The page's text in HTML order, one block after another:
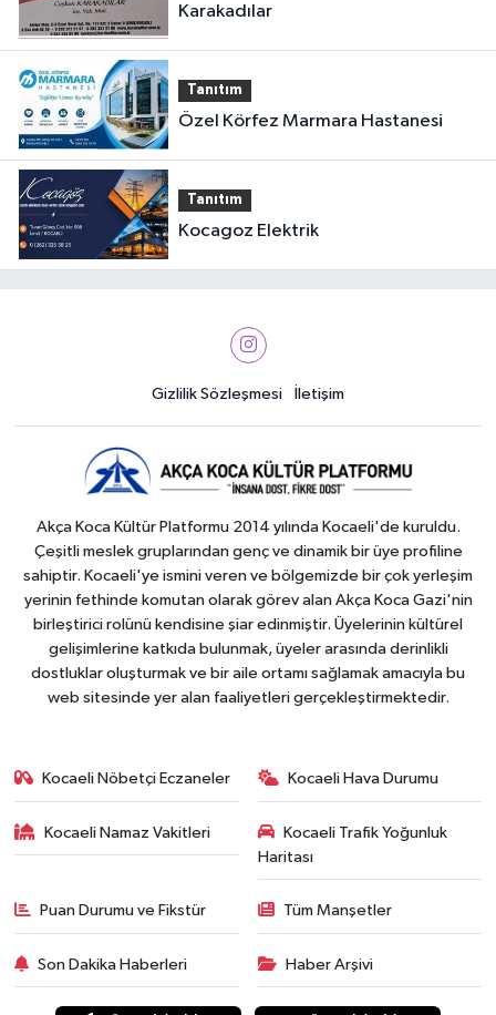
Karakadılar
Tanıtım
Özel Körfez Marmara Hastanesi
Tanıtım
Kocagoz Elektrik
Gizlilik Sözleşmesi İletişim
Akça Koca Kültür Platformu 2014 yılında Kocaeli'de kuruldu.
Çeşitli meslek gruplarından genç ve dinamik bir üye profiline
sahiptir. Kocaeli'ye ismini veren ve bölgemizde bir çok yerleşim
yerinin fethinde komutan olarak görev alan Akça Koca Gazi'nin
birleştirici rolünü kendisine şiar edinmiştir. Üyelerinin kültürel
gelişimlerine katkıda bulunmak, üyeler arasında derinlikli
dostluklar oluşturmak ve bir aile ortamı sağlamak amacıyla bu
web sitesinde yer alan faaliyetleri gerçekleştirmektedir.
Kocaeli Nöbetçi Eczaneler Kocaeli Hava Durumu
Kocaeli Namaz Vakitleri
Kocaeli Trafik Yoğunluk
Haritası
Puan Durumu ve Fikstür Tüm Manşetler
Son Dakika Haberleri Haber Arşivi